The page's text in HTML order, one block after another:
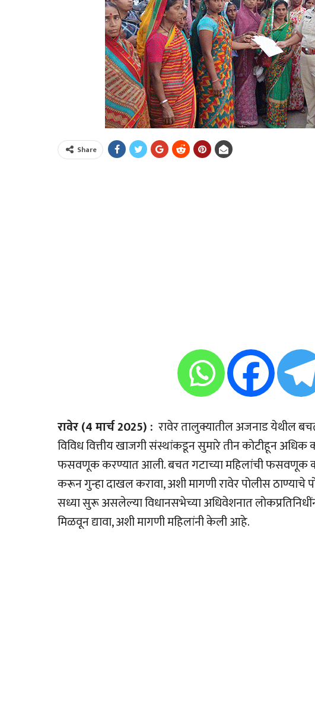
Share
रावेर (4 मार्च 2025) : रावेर तालुक्यातील अजनाड येथील
विविध वित्तीय खाजगी संस्थांकडून सुमारे तीन कोटीहून अधिक
फसवणूक करण्यात आली. बचत गटाच्या महिलांची फसवणूक
करून गुन्हा दाखल करावा, अशी मागणी रावेर पोलीस ठाण्याचे
सध्या सुरू असलेल्या विधानसभेच्या अधिवेशनात
मिळवून द्यावा, अशी मागणी महिलांनी केली आहे.